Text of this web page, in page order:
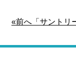
«前へ「サントリ